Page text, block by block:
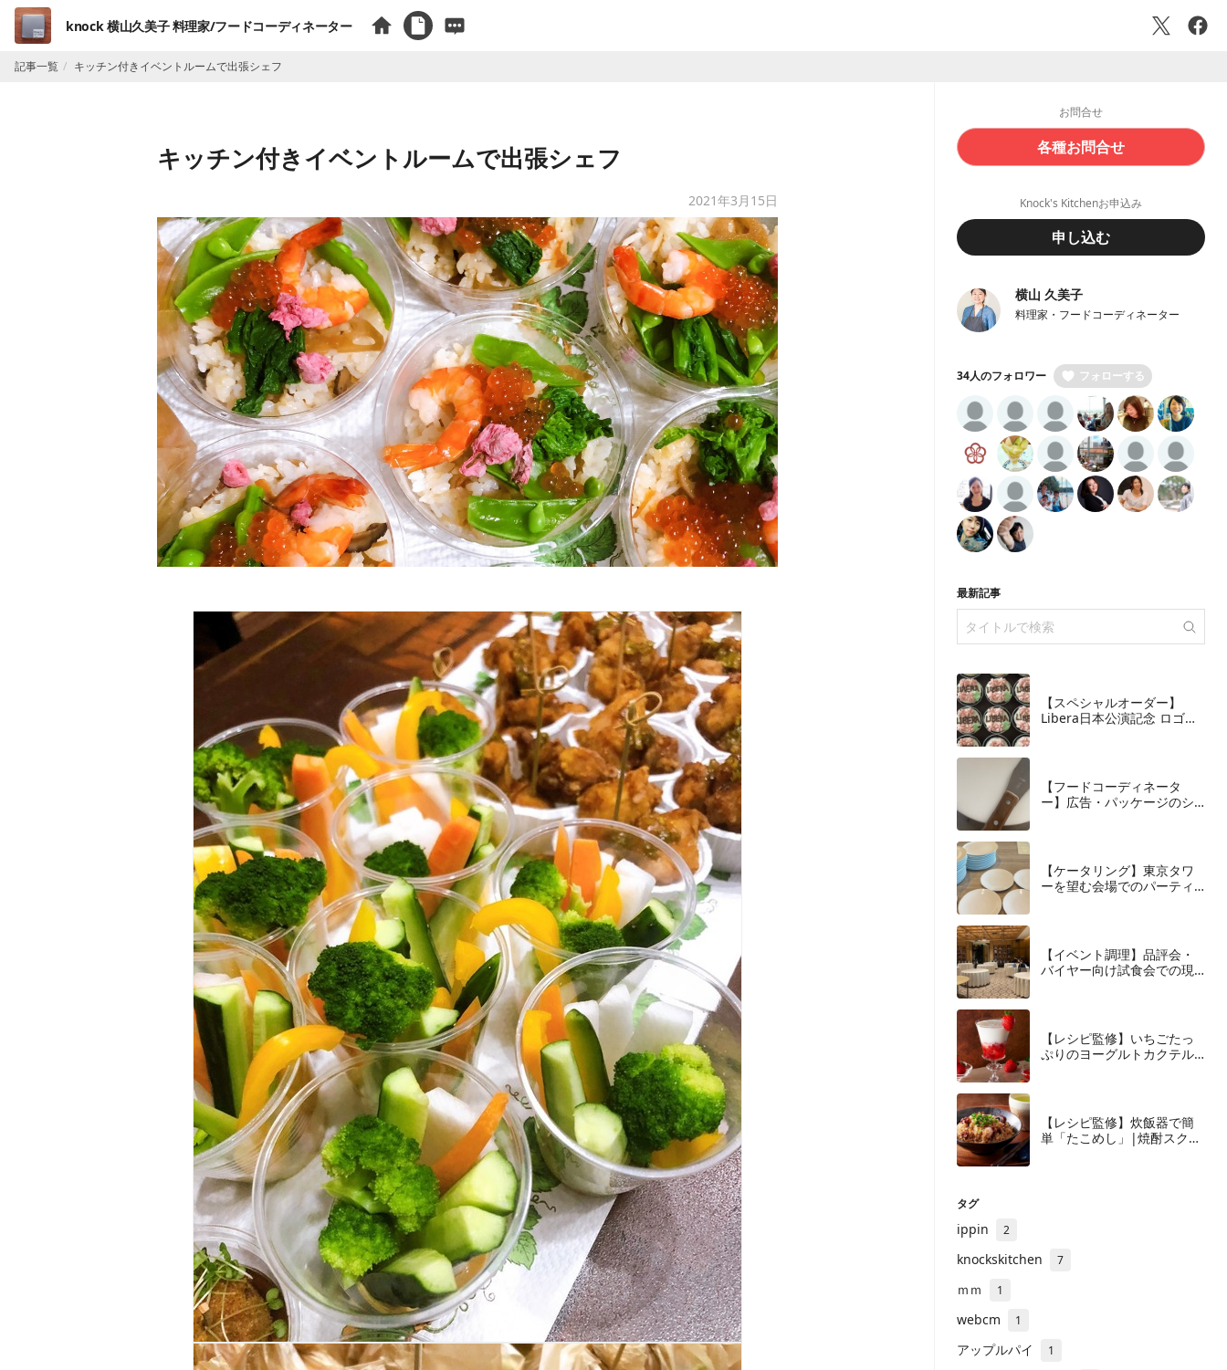
knock 横山久美子 料理家/フードコーディネーター
記事一覧 キッチン付きイベントルームで出張シェフ
キッチン付きイベントルームで出張シェフ
2021年3月15日
お問合せ
各種お問合せ
Knock's Kitchenお申込み
申し込む
横山 久美子
料理家・フードコーディネーター
34人のフォロワー フォローする
最新記事
【スペシャルオーダー】
Libera日本公演記念 ロゴ入
【フードコーディネータ
ー】広告・パッケージのシ
【ケータリング】東京タワ
ーを望む会場でのパーティ
【イベント調理】品評会・
バイヤー向け試食会での現
【レシピ監修】いちごたっ
ぷりのヨーグルトカクテル|
【レシピ監修】炊飯器で簡
単「たこめし」|焼酎スクエ
タグ
ippin 2
knockskitchen 7
ｍｍ 1
webcm 1
アップルパイ 1